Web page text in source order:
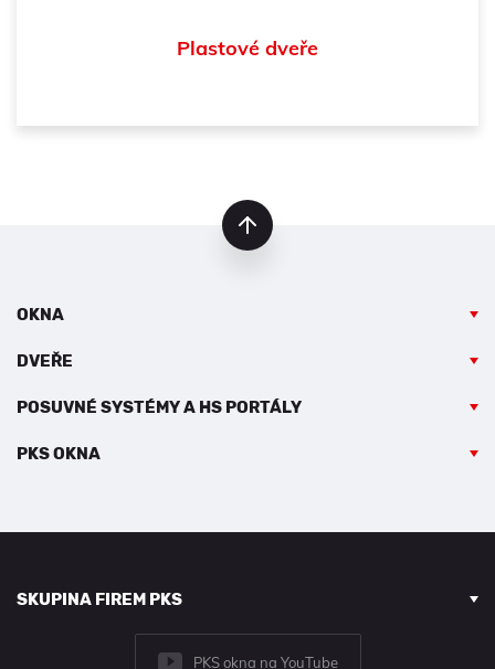
Plastové dveře
OKNA
DVEŘE
POSUVNÉ SYSTÉMY A HS PORTÁLY
PKS OKNA
SKUPINA FIREM PKS
PKS okna na YouTube